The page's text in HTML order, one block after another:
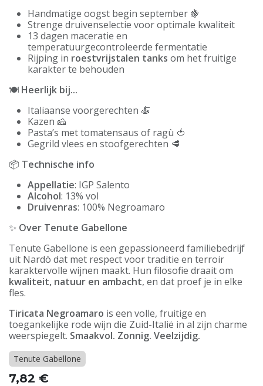
Handmatige oogst begin september 🍇
Strenge druivenselectie voor optimale kwaliteit
13 dagen maceratie en
temperatuurgecontroleerde fermentatie
Rijping in roestvrijstalen tanks om het fruitige
karakter te behouden
🍽️ Heerlijk bij...
Italiaanse voorgerechten 🍝
Kazen 🧀
Pasta’s met tomatensaus of ragù 🍅
Gegrild vlees en stoofgerechten 🥩
📦 Technische info
Appellatie: IGP Salento
Alcohol: 13% vol
Druivenras: 100% Negroamaro
✨ Over Tenute Gabellone
Tenute Gabellone is een gepassioneerd familiebedrijf
uit Nardò dat met respect voor traditie en terroir
karaktervolle wijnen maakt. Hun filosofie draait om
kwaliteit, natuur en ambacht, en dat proef je in elke
fles.
Tiricata Negroamaro is een volle, fruitige en
toegankelijke rode wijn die Zuid-Italië in al zijn charme
weerspiegelt. Smaakvol. Zonnig. Veelzijdig.
Tenute Gabellone
7,82 €